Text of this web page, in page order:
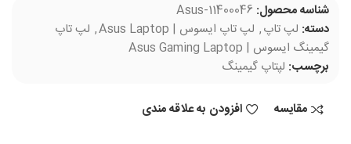
شناسه محصول: Asus-11400046
دسته: لپ تاپ, لپ تاپ ایسوس | Asus Laptop , لپ تاپ
گیمینگ ایسوس | Asus Gaming Laptop
برچسب: لپتاپ گیمینگ
مقایسه افزودن به علاقه مندی